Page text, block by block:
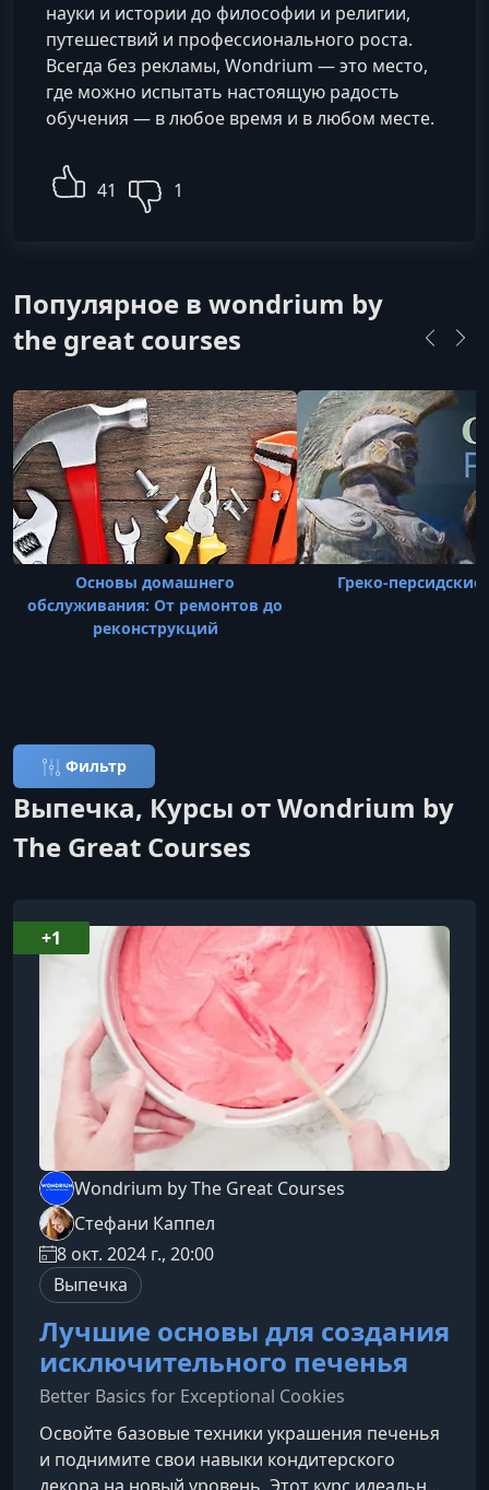
науки и истории до философии и религии,
путешествий и профессионального роста.
Всегда без рекламы, Wondrium — это место,
где можно испытать настоящую радость
обучения — в любое время и в любом месте.
41 1
Популярное в wondrium by
the great courses
Основы домашнего
обслуживания: От ремонтов до
реконструкций
Греко-
Фильтр
Выпечка, Курсы от Wondrium by
The Great Courses
Wondrium by The Great Courses
Стефани Каппел
8 окт. 2024 г., 20:00
Выпечка
Лучшие основы для создания
исключительного печенья
Better Basics for Exceptional Cookies
Освойте базовые техники украшения печенья
и поднимите свои навыки кондитерского
декора на новый уровень. Этот курс идеально
+1